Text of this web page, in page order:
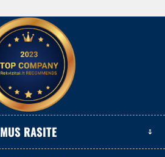
MUS RASITE